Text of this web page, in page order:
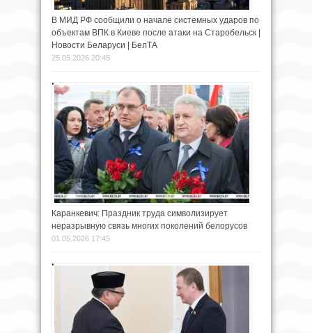
В МИД РФ сообщили о начале системных ударов по
объектам ВПК в Киеве после атаки на Старобельск |
Новости Беларуси | БелТА
25.05.2026 20:45
Каранкевич: Праздник труда символизирует
неразрывную связь многих поколений белорусов
01.05.2026 17:45